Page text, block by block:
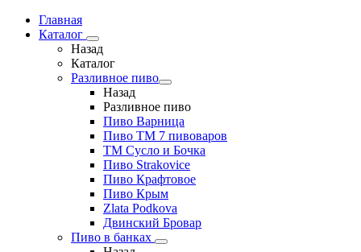
Главная
Каталог
Назад
Каталог
Разливное пиво
Назад
Разливное пиво
Пиво Варница
Пиво ТМ 7 пивоваров
ТМ Сусло и Бочка
Пиво Strakovice
Пиво Крафтовое
Пиво Крым
Zlata Podkova
Двинский Бровар
Пиво в банках